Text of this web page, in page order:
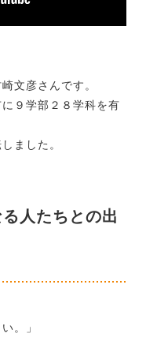
文彦さんです。
９学部２８学科を有
ました。
人たちとの出
。」